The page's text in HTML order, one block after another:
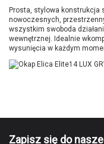
Prosta, stylowa konstrukcja
nowoczesnych,
wszystkim swoboda
wewnętrznej. Idealnie
wysunięcia w każdym
Zapisz się do